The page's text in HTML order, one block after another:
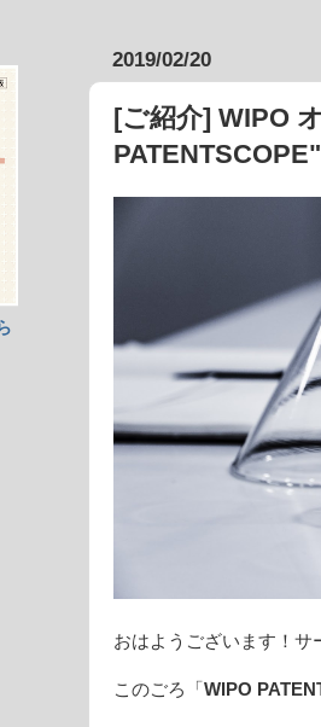
2019/02/20
[ご紹介] WIPO
おはようございます！サ
このごろ「 WIPO